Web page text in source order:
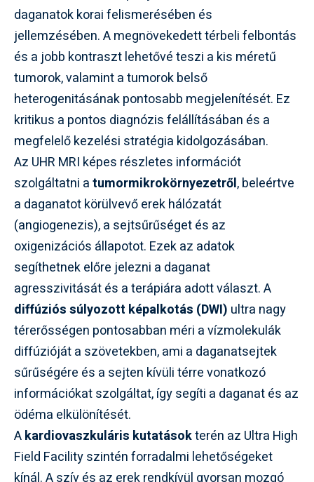
daganatok korai felismerésében és
jellemzésében. A megnövekedett térbeli felbontás
és a jobb kontraszt lehetővé teszi a kis méretű
tumorok, valamint a tumorok belső
heterogenitásának pontosabb megjelenítését. Ez
kritikus a pontos diagnózis felállításában és a
megfelelő kezelési stratégia kidolgozásában.
Az UHR MRI képes részletes információt
szolgáltatni atumormikrokörnyezetről, beleértve
a daganatot körülvevő erek hálózatát
(angiogenezis), a sejtsűrűséget és az
oxigenizációs állapotot. Ezek az adatok
segíthetnek előre jelezni a daganat
agresszivitását és a terápiára adott választ. A
diffúziós súlyozott képalkotás (DWI) ultra nagy
térerősségen pontosabban méri a vízmolekulák
diffúzióját a szövetekben, ami a daganatsejtek
sűrűségére és a sejten kívüli térre vonatkozó
információkat szolgáltat, így segíti a daganat és az
ödéma elkülönítését.
Akardiovaszkuláris kutatásokterén az Ultra High
Field Facility szintén forradalmi lehetőségeket
kínál. A szív és az erek rendkívül gyorsan mozgó